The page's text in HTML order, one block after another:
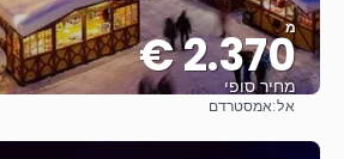
מ
2.370 €
מחיר סופי
אל:אמסטרדם